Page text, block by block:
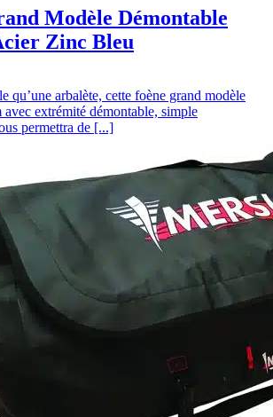
Modèle Démontable
Zinc Bleu
qu’une arbalète, cette foène grand modèle
avec extrémité démontable, simple
permettra de [...]